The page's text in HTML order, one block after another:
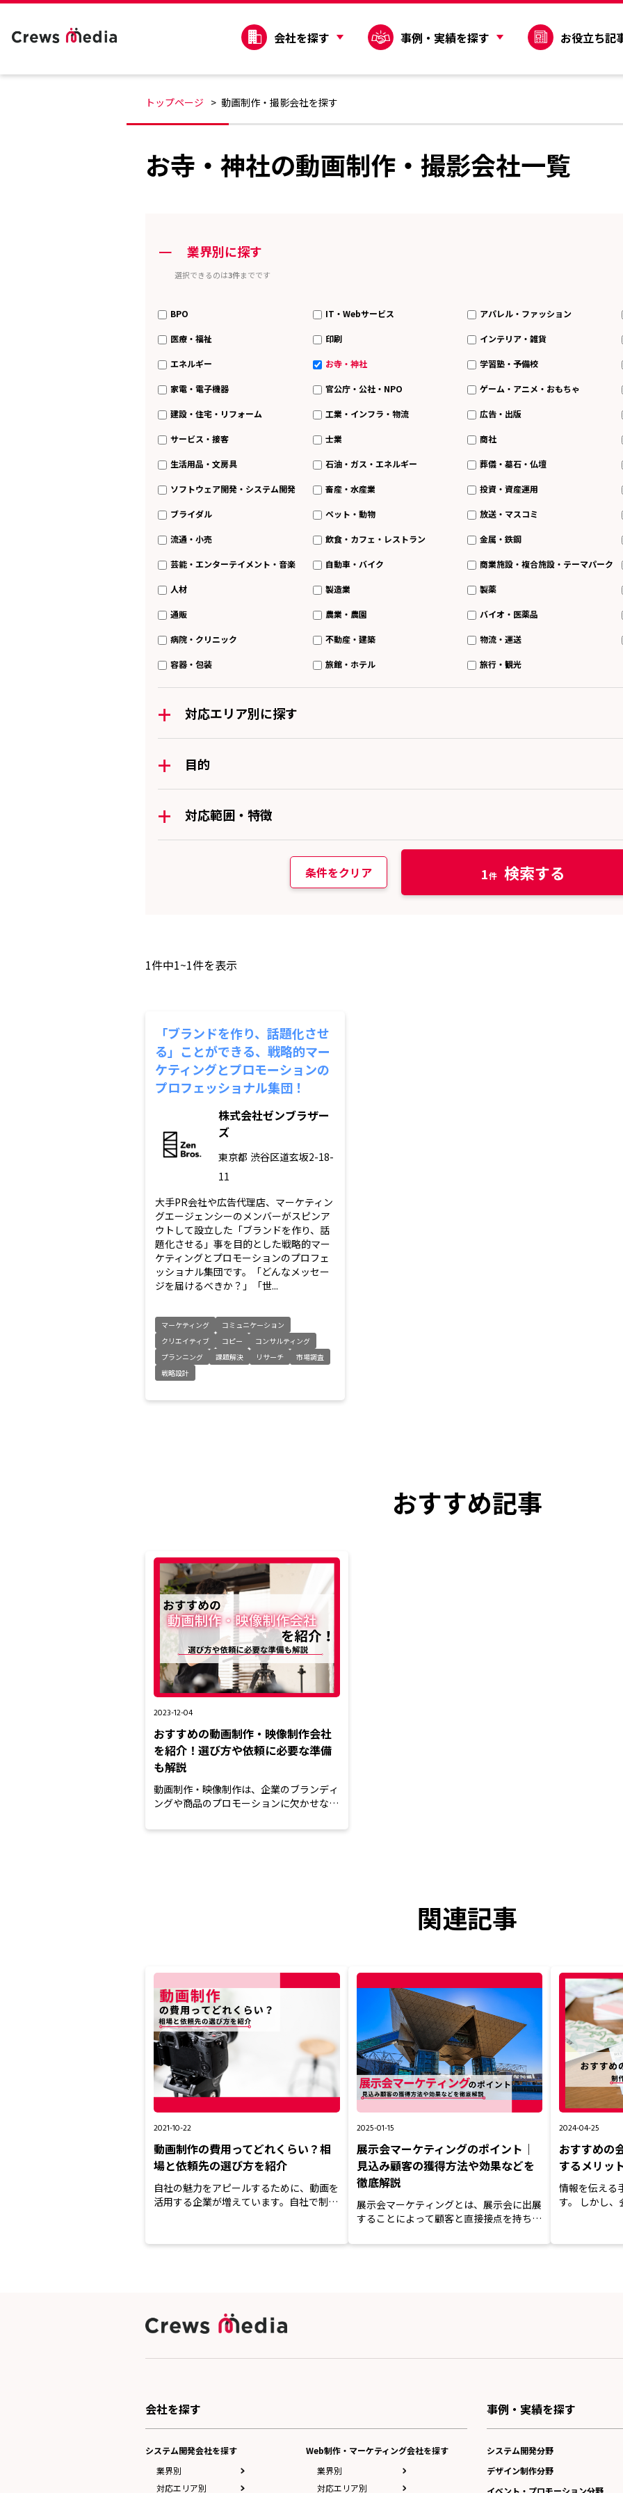
会社を探す 事例・実績を探す お役立ち記
トップページ 動画制作・撮影会社を探す
お寺・神社の動画制作・撮影会社一覧
ー 業界別に探す
選択できるのは3件までです
BPO IT・Webサービス アパレル・ファッション
医療・福祉 印刷 インテリア・雑貨
エネルギー お寺・神社 学習塾・予備校
家電・電子機器 官公庁・公社・NPO ゲーム・アニメ・おもちゃ
建設・住宅・リフォーム 工業・インフラ・物流 広告・出版
サービス・接客 士業 商社
生活用品・文房具 石油・ガス・エネルギー 葬儀・墓石・仏壇
ソフトウェア開発・システム開発 畜産・水産業 投資・資産運用
ブライダル ペット・動物 放送・マスコミ
流通・小売 飲食・カフェ・レストラン 金属・鉄鋼
芸能・エンターテイメント・音楽 自動車・バイク 商業施設・複合施設・テーマパーク
人材 製造業 製薬
通販 農業・農園 バイオ・医薬品
病院・クリニック 不動産・建築 物流・運送
容器・包装 旅館・ホテル 旅行・観光
+ 対応エリア別に探す
+ 目的
+ 対応範囲・特徴
条件をクリア 1 検索する
1件中1~1件を表示
「ブランドを作り、話題化させ
る」ことができる、戦略的マー
ケティングとプロモーションの
プロフェッショナル集団！
株式会社ゼンブラザー
ズ
東京都 渋谷区道玄坂2-18-
11
大手PR会社や広告代理店、マーケティン
グエージェンシーのメンバーがスピンア
ウトして設立した「ブランドを作り、話
題化させる」事を目的とした戦略的マー
ケティングとプロモーションのプロフェ
ッショナル集団です。「どんなメッセー
ジを届けるべきか？」「世...
マーケティング
コミュニケーション
クリエイティブ
コピー
コンサルティング
プランニング
課題解決 リサーチ
市場調査
戦略設計
おすすめ記事
2023-12-04
おすすめの動画制作・映像制作会社
を紹介！選び方や依頼に必要な準備
も解説
動画制作・映像制作は、企業のブランディ
ングや商品のプロモーションに欠かせない
関連記事
2021-10-22
動画制作の費用ってどれくらい？相
場と依頼先の選び方を紹介
自社の魅力をアピールするために、動画を
活用する企業が増えています。自社で制作
2025-01-15
展示会マーケティングのポイント｜
見込み顧客の獲得方法や効果などを
徹底解説
展示会マーケティングとは、展示会に出展
することによって顧客と直接接点を持ち、
2024-04-25
おすすめの
するメリッ
情報を伝える
す。 しかし、会報誌の制作を依頼する際
会社を探す
システム開発会社を探す
業界別
対応エリア別
Web制作・マーケティング会社を探す
業界別
対応エリア別
事例・実績を探す
システム開発分野
デザイン制作分野
イベント・プロモーション分野